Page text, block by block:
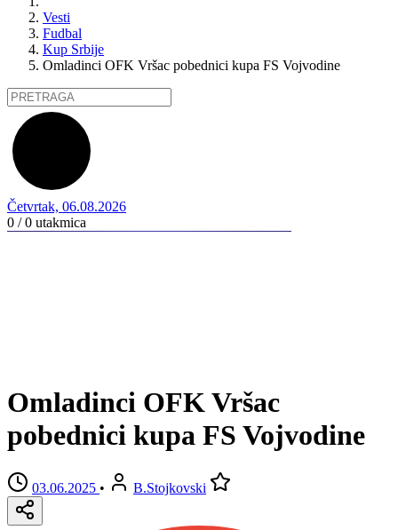
Vesti
Fudbal
Kup Srbije
Omladinci OFK Vršac pobednici kupa FS Vojvodine
Četvrtak, 06.08.2026
0 / 0 utakmica
Omladinci OFK Vršac
pobednici kupa FS Vojvodine
03.06.2025 • B.Stojkovski